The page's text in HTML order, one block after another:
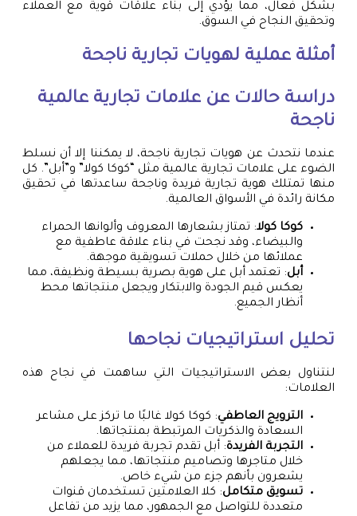
بشكل فعال، مما يؤدي إلى بناء علاقات قوية مع العملاء
وتحقيق النجاح في السوق.
أمثلة عملية لهويات تجارية ناجحة
دراسة حالات عن علامات تجارية عالمية
ناجحة
عندما نتحدث عن هويات تجارية ناجحة، لا يمكننا إلا أن نسلط
الضوء على علامات تجارية عالمية مثل “كوكا كولا” و”أبل”. كل
منها تمتلك هوية تجارية فريدة وناجحة ساعدتها في تحقيق
مكانة رائدة في الأسواق العالمية.
كوكا كولا: تمتاز بشعارها المعروف وألوانها الحمراء
والبيضاء، وقد نجحت في بناء علاقة عاطفية مع
عملائها من خلال حملات تسويقية موجهة.
أبل: تعتمد أبل على هوية بصرية بسيطة ونظيفة، مما
يعكس قيم الجودة والابتكار ويجعل منتجاتها محط
أنظار الجميع.
تحليل استراتيجيات نجاحها
لنتناول بعض الاستراتيجيات التي ساهمت في نجاح هذه
العلامات:
الترويج العاطفي: كوكا كولا غالبًا ما تركز على مشاعر
السعادة والذكريات المرتبطة بمنتجاتها.
التجربة الفريدة: أبل تقدم تجربة فريدة للعملاء من
خلال متاجرها وتصاميم منتجاتها، مما يجعلهم
يشعرون بأنهم جزء من شيء خاص.
تسويق متكامل: كلا العلامتين تستخدمان قنوات
متعددة للتواصل مع الجمهور، مما يزيد من تفاعل